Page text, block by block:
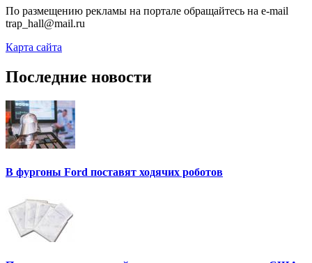
По размещению рекламы на портале обращайтесь на e-mail
trap_hall@mail.ru
Карта сайта
Последние новости
В фургоны Ford поставят ходячих роботов